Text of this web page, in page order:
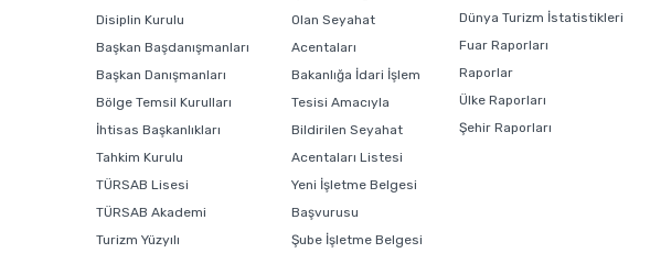
Disiplin Kurulu
Başkan Başdanışmanları
Başkan Danışmanları
Bölge Temsil Kurulları
İhtisas Başkanlıkları
Tahkim Kurulu
TÜRSAB Lisesi
TÜRSAB Akademi
Turizm Yüzyılı
Olan Seyahat
Acentaları
Bakanlığa İdari İşlem
Tesisi Amacıyla
Bildirilen Seyahat
Acentaları Listesi
Yeni İşletme Belgesi
Başvurusu
Şube İşletme Belgesi
Dünya Turizm İstatistikleri
Fuar Raporları
Raporlar
Ülke Raporları
Şehir Raporları